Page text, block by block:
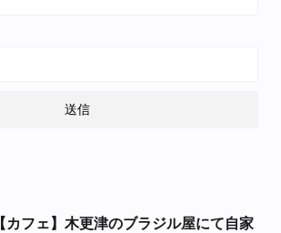
【カフェ】木更津のブラジル屋にて自家